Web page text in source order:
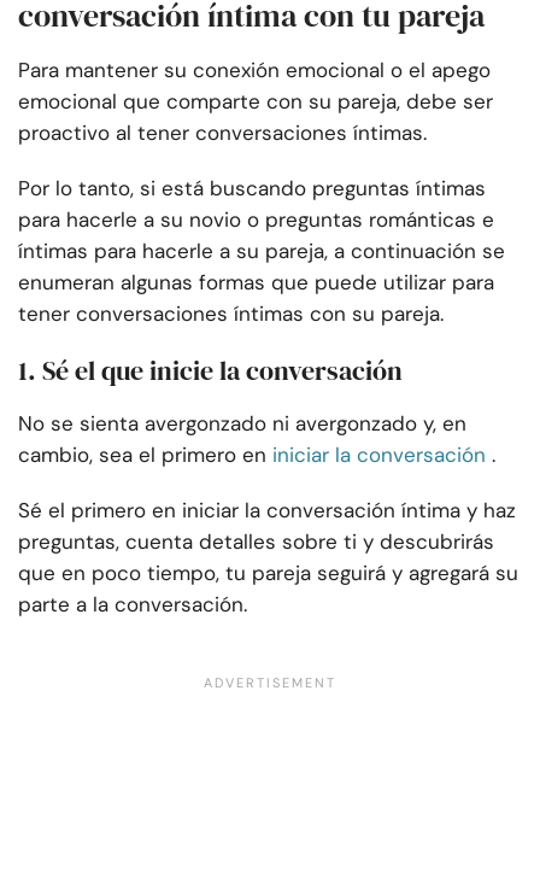
conversación íntima con tu pareja
Para mantener su conexión emocional o el apego
emocional que comparte con su pareja, debe ser
proactivo al tener conversaciones íntimas.
Por lo tanto, si está buscando preguntas íntimas
para hacerle a su novio o preguntas románticas e
íntimas para hacerle a su pareja, a continuación se
enumeran algunas formas que puede utilizar para
tener conversaciones íntimas con su pareja.
1. Sé el que inicie la conversación
No se sienta avergonzado ni avergonzado y, en
cambio, sea el primero en iniciar la conversación .
Sé el primero en iniciar la conversación íntima y haz
preguntas, cuenta detalles sobre ti y descubrirás
que en poco tiempo, tu pareja seguirá y agregará su
parte a la conversación.